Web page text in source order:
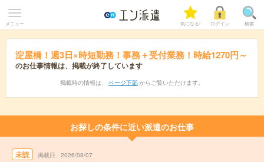
メニュー 気になる! ログイン 検索
淀屋橋！週3日×時短勤務！事務＋受付業務！時給1270円～
のお仕事情報は、掲載が終了しています
掲載時の情報は、 ページ下部 からご覧いただけます。
お探しの条件に近い派遣のお仕事
未読 掲載日 2026/08/07